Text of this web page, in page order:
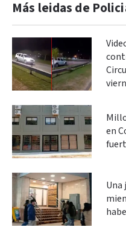
Más leidas de
en
Una